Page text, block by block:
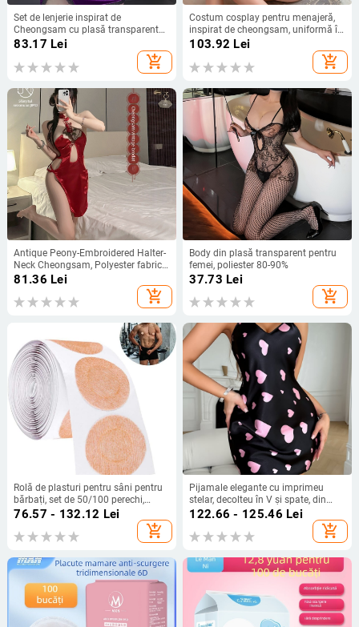
Set de lenjerie inspirat de
Cheongsam cu plasă transparentă
pentru femei (Rol: Cheongsam;
Material: Nailon 90–95%; Design:
Plasă)
83.17 Lei
add_shopping_cart
Costum cosplay pentru menajeră,
inspirat de cheongsam, uniformă în
stil anime bidimensională, croială
bodysuit, țesătură poliester (70–
80% poliester), ambalat într-o
103.92 Lei
add_shopping_cart
Antique Peony-Embroidered Halter-
Neck Cheongsam, Polyester fabric,
90-95% polyester, Sheer Side Slit
81.36 Lei
add_shopping_cart
Body din plasă transparent pentru
femei, poliester 80-90%
37.73 Lei
add_shopping_cart
Rolă de plasturi pentru sâni pentru
bărbați, set de 50/100 perechi,
culoarea pielii, autoadezive, anti-
umflare, invizibile, potrivite pentru
sport
76.57 - 132.12 Lei
add_shopping_cart
Pijamale elegante cu imprimeu
stelar, decolteu în V și spate, din
satin, la modă, expuse
122.66 - 125.46 Lei
add_shopping_cart